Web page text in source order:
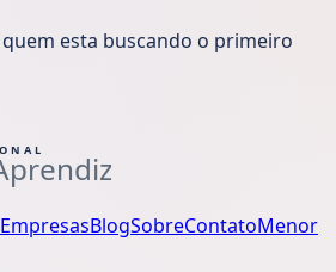
esta buscando o primeiro
EmpresasBlogSobreContatoMenor